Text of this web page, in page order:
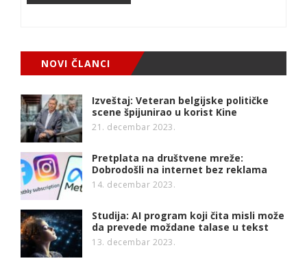
NOVI ČLANCI
Izveštaj: Veteran belgijske političke
scene špijunirao u korist Kine
21. decembar 2023.
Pretplata na društvene mreže:
Dobrodošli na internet bez reklama
14. decembar 2023.
Studija: AI program koji čita misli može
da prevede moždane talase u tekst
13. decembar 2023.